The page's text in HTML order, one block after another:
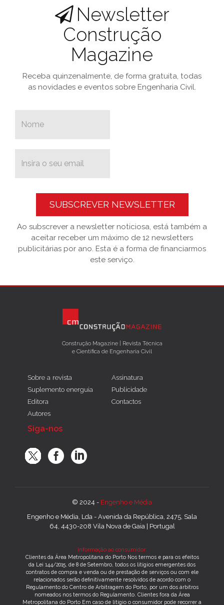
Newsletter
Construção
Magazine
Receba quinzenalmente, de forma gratuita, todas
as novidades e eventos sobre Engenharia Civil.
SUBSCREVER NEWSLETTER
Ao subscrever a newsletter noticiosa, está também a
aceitar receber um máximo de 12 newsletters
publicitárias por ano. Esta é a forma de financiarmos
este serviço.
Construção Magazine | Revista Técnica
e Científica de Engenharia Civil
Sobre a revista
Suplemento energuia
Editora
Autores
Assinatura
Publicidade
Contactos
Siga-nos
© 2024 - Engenho e Média
Engenho e Média, Lda - Avenida da República, 2475, Sala
64, 4430-208 Vila Nova de Gaia | Portugal
Informação ao consumidor:
Clientes da Área Metropolitana do Porto Nos termos e para os efeitos
da Lei 144/2015, de 8 de Setembro, todos os litígios emergentes dos
contratos de compra e venda ou de prestação de serviços ou com ele
relacionados serão definitivamente resolvidos de acordo com o
Regulamento do Centro de Arbitragem do Porto, por um dos árbitros
nomeados nos termos do Regulamento. Clientes fora da Área
Metropolitana do Porto Em caso de litígio o consumidor pode recorrer a